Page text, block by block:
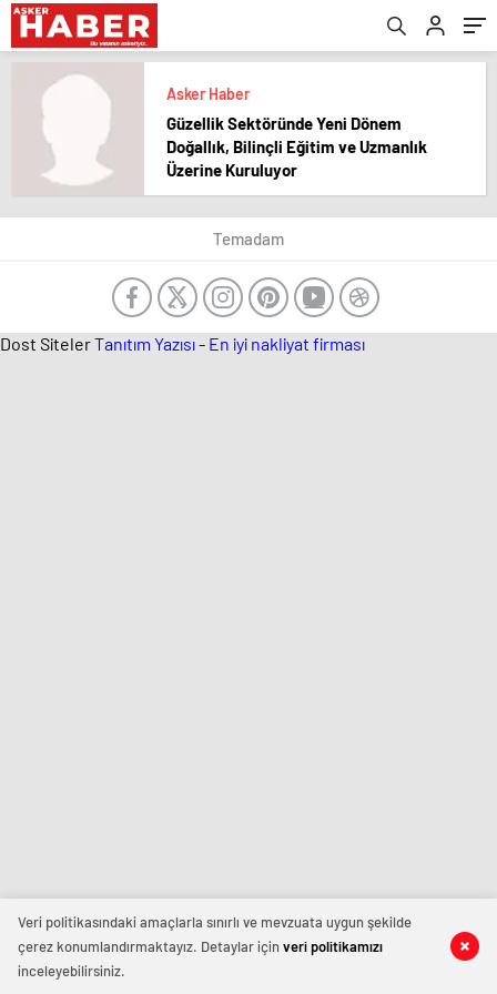
Asker Haber
Güzellik Sektöründe Yeni Dönem
Doğallık, Bilinçli Eğitim ve Uzmanlık
Üzerine Kuruluyor
Temadam
Veri politikasındaki amaçlarla sınırlı ve mevzuata uygun şekilde
çerez konumlandırmaktayız. Detaylar içinveri politikamızı
inceleyebilirsiniz.
Dost SitelerTanıtım Yazısı- En iyi nakliyat firması